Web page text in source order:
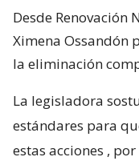
Desde Renovación
Ximena Ossandón
la eliminación
La legisladora
estándares para
estas acciones ,